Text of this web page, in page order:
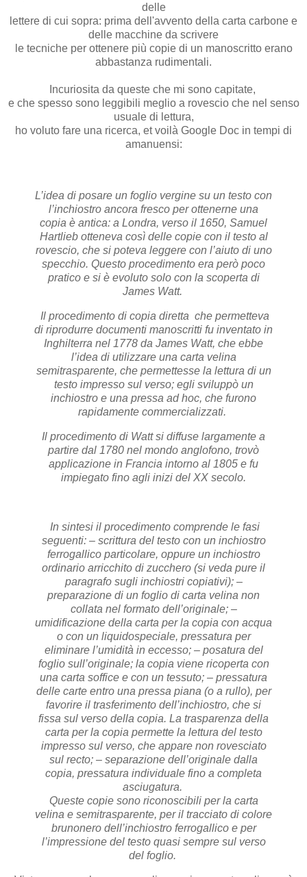
delle
lettere di cui sopra: prima dell'avvento della carta carbone e
delle macchine da scrivere
le tecniche per ottenere più copie di un manoscritto erano
abbastanza rudimentali.
Incuriosita da queste che mi sono capitate,
e che spesso sono leggibili meglio a rovescio che nel senso
usuale di lettura,
ho voluto fare una ricerca, et voilà Google Doc in tempi di
amanuensi:
L’idea di posare un foglio vergine su un testo con
l’inchiostro ancora fresco per ottenerne una
copia è antica: a Londra, verso il 1650, Samuel
Hartlieb otteneva così delle copie con il testo al
rovescio, che si poteva leggere con l’aiuto di uno
specchio. Questo procedimento era però poco
pratico e si è evoluto solo con la scoperta di
James Watt.
Il procedimento di copia diretta che permetteva
di riprodurre documenti manoscritti fu inventato in
Inghilterra nel 1778 da James Watt, che ebbe
l’idea di utilizzare una carta velina
semitrasparente, che permettesse la lettura di un
testo impresso sul verso; egli sviluppò un
inchiostro e una pressa ad hoc, che furono
rapidamente commercializzati.
Il procedimento di Watt si diffuse largamente a
partire dal 1780 nel mondo anglofono, trovò
applicazione in Francia intorno al 1805 e fu
impiegato fino agli inizi del XX secolo.
In sintesi il procedimento comprende le fasi
seguenti:– scrittura del testo con un inchiostro
ferrogallico particolare, oppure un inchiostro
ordinario arricchito di zucchero (si veda pure il
paragrafo sugli inchiostri copiativi); –
preparazione di un foglio di carta velina non
collata nel formato dell’originale; –
umidificazione della carta per la copia con acqua
o con un liquidospeciale, pressatura per
eliminare l’umidità in eccesso; – posatura del
foglio sull’originale; la copia viene ricoperta con
una carta soffice e con un tessuto; – pressatura
delle carte entro una pressa piana (o a rullo), per
favorire il trasferimento dell’inchiostro, che si
fissa sul verso della copia. La trasparenza della
carta per la copia permette la lettura del testo
impresso sul verso, che appare non rovesciato
sul recto; – separazione dell’originale dalla
copia, pressatura individuale fino a completa
asciugatura.
Queste copie sono riconoscibili per la carta
velina e semitrasparente, per il tracciato di colore
brunonero dell’inchiostro ferrogallico e per
l’impressione del testo quasi sempre sul verso
del foglio.